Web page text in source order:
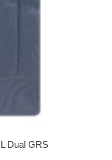
Dual GRS